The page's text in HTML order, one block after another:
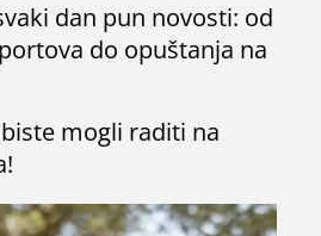
dan pun novosti: od
do opuštanja na
mogli raditi na